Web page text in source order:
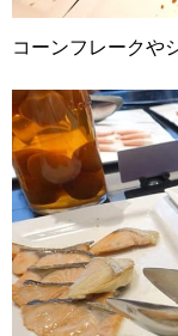
コーンフレークや